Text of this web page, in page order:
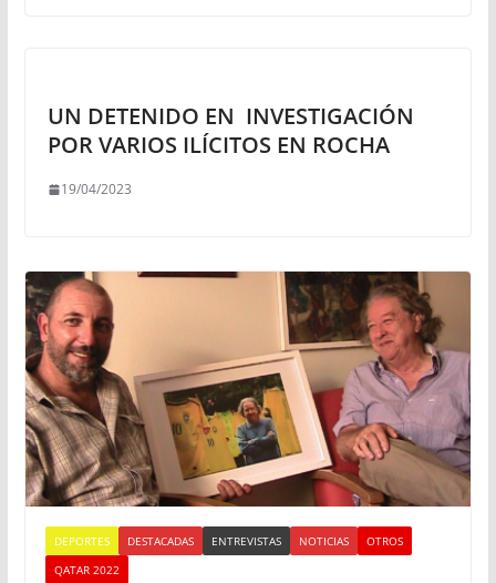
UN DETENIDO EN INVESTIGACIÓN
POR VARIOS ILÍCITOS EN ROCHA
19/04/2023
DEPORTES DESTACADAS ENTREVISTAS NOTICIAS
OTROS
QATAR 2022